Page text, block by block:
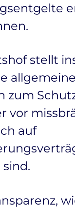
stellt
zum
vor
auf